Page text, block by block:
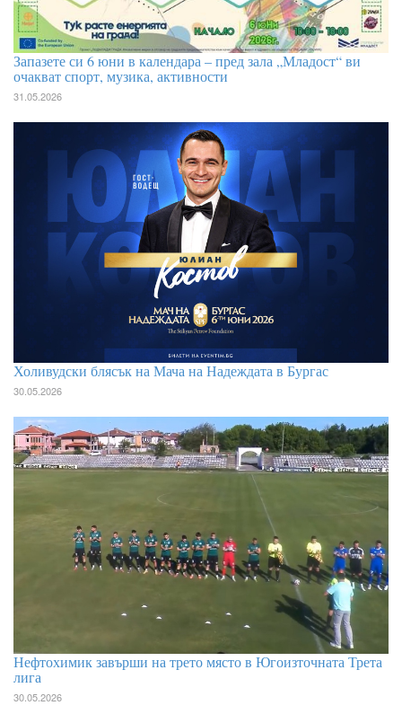
Запазете си 6 юни в календара – пред зала „Младост“ ви
очакват спорт, музика, активности
31.05.2026
Холивудски блясък на Мача на Надеждата в Бургас
30.05.2026
Нефтохимик завърши на трето място в Югоизточната Трета
лига
30.05.2026